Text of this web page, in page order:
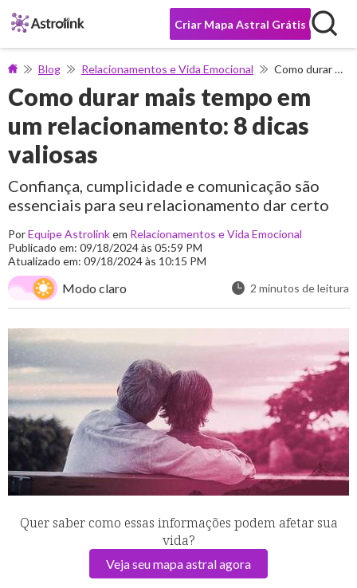
Criar Mapa Astral Grátis
Blog Relacionamentos e Vida Emocional Como durar mais tempo em um relacionamento: 8 dicas valiosas
Como durar mais tempo em
um relacionamento: 8 dicas
valiosas
Confiança, cumplicidade e comunicação são
essenciais para seu relacionamento dar certo
PorEquipe Astrolinkem Relacionamentos e Vida Emocional
Publicado em: 09/18/2024 às 05:59 PM
Atualizado em: 09/18/2024 às 10:15 PM
Modo claro 2 minutos de leitura
Quer saber como essas informações podem afetar sua
vida?
Veja seu mapa astral agora